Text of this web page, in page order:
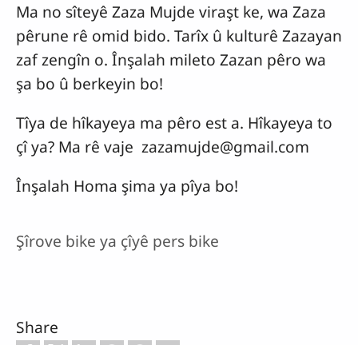
Ma no sîteyê Zaza Mujde viraşt ke, wa Zaza
pêrune rê omid bido. Tarîx û kulturê Zazayan
zaf zengîn o. Înşalah mileto Zazan pêro wa
şa bo û berkeyin bo!
Tîya de hîkayeya ma pêro est a. Hîkayeya to
çî ya? Ma rê vaje zazamujde@gmail.com
Înşalah Homa şima ya pîya bo!
Şîrove bike ya çîyê pers bike
Share